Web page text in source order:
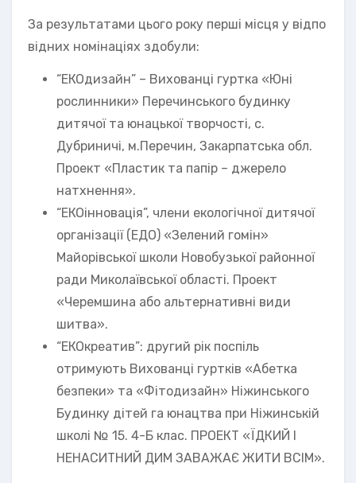
За результатами цього року перші місця у відпо
відних номінаціях здобули:
“ЕКОдизайн” – Вихованці гуртка «Юні
рослинники» Перечинського будинку
дитячої та юнацької творчості, с.
Дубриничі, м.Перечин, Закарпатська обл.
Проект «Пластик та папір – джерело
натхнення».
“ЕКОінновація”, члени екологічної дитячої
організації (ЕДО) «Зелений гомін»
Майорівської школи Новобузької районної
ради Миколаївської області. Проект
«Черемшина або альтернативні види
шитва».
“ЕКОкреатив”: другий рік поспіль
отримують Вихованці гуртків «Абетка
безпеки» та «Фітодизайн» Ніжинського
Будинку дітей га юнацтва при Ніжинській
школі № 15. 4-Б клас. ПРОЕКТ «ЇДКИЙ І
НЕНАСИТНИЙ ДИМ ЗАВАЖАЄ ЖИТИ ВСІМ».